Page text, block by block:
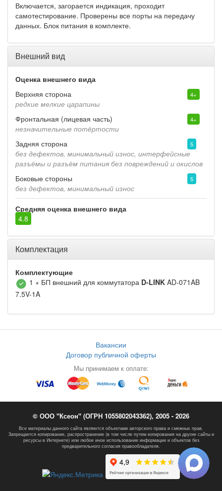
Включается, загорается индикация, проходит
самотестирование. Проверены все порты на передачу
данных. Блок питания в комплекте.
Внешний вид
Оценка внешнего вида
Верхняя сторона
4+
редкие мелкие царапины
Фронтальная (лицевая часть)
4+
незначительные потёртости
Задняя сторона
5
без дефектов, минимальный износ, интерфейсные
разъёмы и разъём питания без повреждений и окислов
Боковые стороны
5
без дефектов, минимальный износ
Средняя оценка внешнего вида
4.8
Комплектация
Комплектующие
1 × БП внешний для коммутатора D-LINKAD-071AB
7.5V-1A
Вакансии
Договор публичной оферты
Мы принимаем к оплате:
© ООО "Ксеон" (ОГРН 1055802043362), 2005 - 2026
Все материалы данного сайта являются объектами авторского права и смежных прав.
Запрещается копирование, распространение (в том числе путем копирования на другие сайты и
ресурсы в Интернете) или любое иное использование информации и объектов без
предварительного согласия правообладателя.